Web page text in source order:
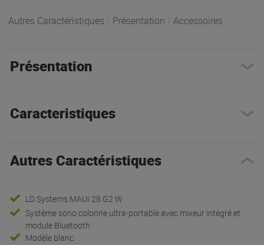
Autres Caractéristiques Présentation Accessoires
Présentation
Caracteristiques
Autres Caractéristiques
LD Systems MAUI 28 G2 W
Système sono colonne ultra-portable avec mixeur intégré et
module Bluetooth
Modèle blanc